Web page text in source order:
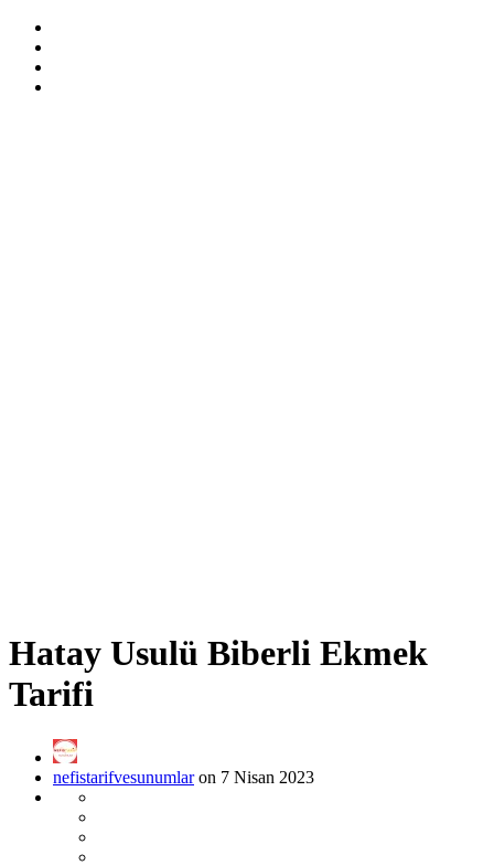
Hatay Usulü Biberli Ekmek
Tarifi
nefistarifvesunumlaron 7 Nisan 2023